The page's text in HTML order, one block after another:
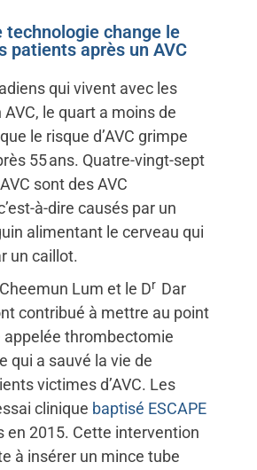
technologie change le
patients après un AVC
qui vivent avec les
AVC, le quart a moins de
le risque d’AVC grimpe
55 ans. Quatre-vingt-sept
sont des AVC
à-dire causés par un
alimentant le cerveau qui
un caillot.
Cheemun Lum et le Dr Dar
contribué à mettre au point
appelée thrombectomie
qui a sauvé la vie de
victimes d’AVC. Les
clinique baptisé ESCAPE
en 2015. Cette intervention
à insérer un mince tube